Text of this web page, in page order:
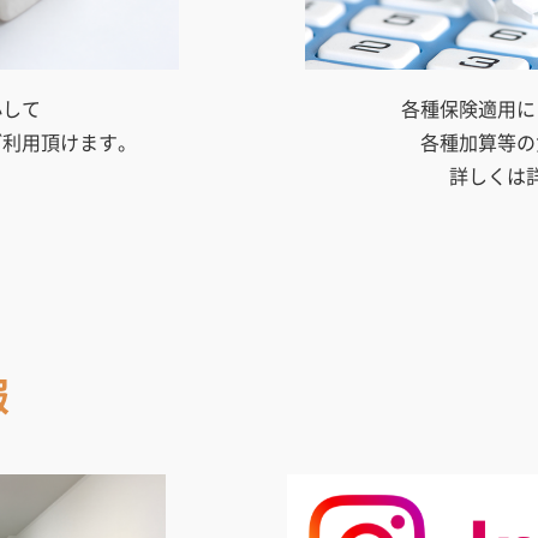
て
用頂けます。
各種保険適用
各種加算等
詳しくは